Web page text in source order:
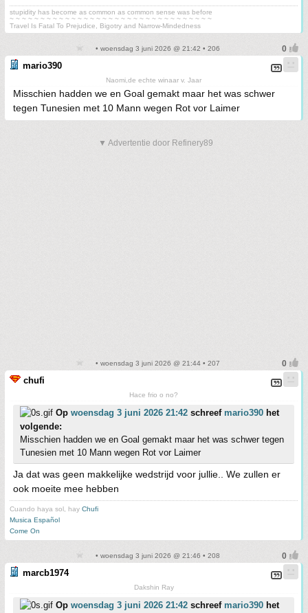
stupidity has become as common as common sense was before
~ ~ ~ ~ ~ ~ ~ ~ ~ ~ ~ ~ ~ ~ ~ ~ ~ ~ ~ ~ ~ ~ ~ ~ ~ ~ ~ ~ ~ ~ ~ ~ ~
Travel Is Fatal To Prejudice, Bigotry and Narrow-Mindedness
• woensdag 3 juni 2026 @ 21:42 • 206
mario390
Naomi,de echte winaar v. Jaar
Misschien hadden we en Goal gemakt maar het was schwer
tegen Tunesien met 10 Mann wegen Rot vor Laimer
▼ Advertentie door Refinery89
• woensdag 3 juni 2026 @ 21:44 • 207
chufi
Hace frio o no?
Op woensdag 3 juni 2026 21:42 schreef mario390 het
volgende:
Misschien hadden we en Goal gemakt maar het was schwer tegen
Tunesien met 10 Mann wegen Rot vor Laimer
Ja dat was geen makkelijke wedstrijd voor jullie.. We zullen er
ook moeite mee hebben
Cuando haya sol, hay Chufi
Musica Español
Come On
• woensdag 3 juni 2026 @ 21:46 • 208
marcb1974
Dakshin Ray
Op woensdag 3 juni 2026 21:42 schreef mario390 het